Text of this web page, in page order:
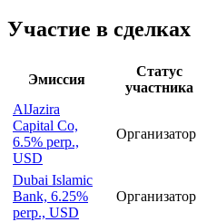
Участие в сделках
Эмиссия
Статус
участника
AlJazira
Capital Co,
6.5% perp.,
USD
Организатор
Dubai Islamic
Bank, 6.25%
perp., USD
Организатор